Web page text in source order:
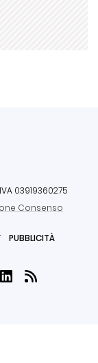
03919360275
Consenso
PUBBLICITÀ